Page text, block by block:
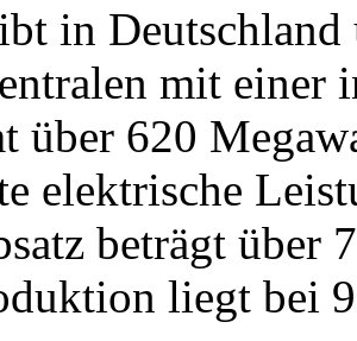
in
mit einer
über 620
elektrische
beträgt
liegt bei